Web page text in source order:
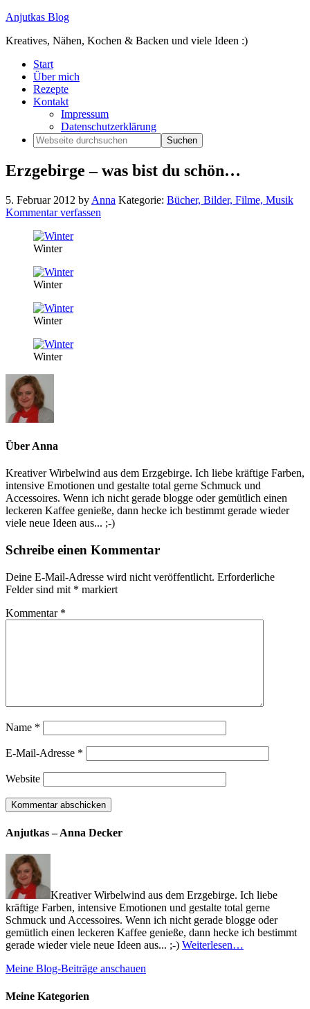
Anjutkas Blog
Kreatives, Nähen, Kochen & Backen und viele Ideen :)
Start
Über mich
Rezepte
Kontakt
Impressum
Datenschutzerklärung
Erzgebirge – was bist du schön…
5. Februar 2012 by Anna Kategorie: Bücher, Bilder, Filme, Musik
Kommentar verfassen
Winter
Winter
Winter
Winter
Über Anna
Kreativer Wirbelwind aus dem Erzgebirge. Ich liebe kräftige Farben,
intensive Emotionen und gestalte total gerne Schmuck und
Accessoires. Wenn ich nicht gerade blogge oder gemütlich einen
leckeren Kaffee genieße, dann hecke ich bestimmt gerade wieder
viele neue Ideen aus... ;-)
Schreibe einen Kommentar
Deine E-Mail-Adresse wird nicht veröffentlicht. Erforderliche
Felder sind mit * markiert
Kommentar *
Name *
E-Mail-Adresse *
Website
Anjutkas – Anna Decker
Kreativer Wirbelwind aus dem Erzgebirge. Ich liebe
kräftige Farben, intensive Emotionen und gestalte total gerne
Schmuck und Accessoires. Wenn ich nicht gerade blogge oder
gemütlich einen leckeren Kaffee genieße, dann hecke ich bestimmt
gerade wieder viele neue Ideen aus... ;-) Weiterlesen…
Meine Blog-Beiträge anschauen
Meine Kategorien